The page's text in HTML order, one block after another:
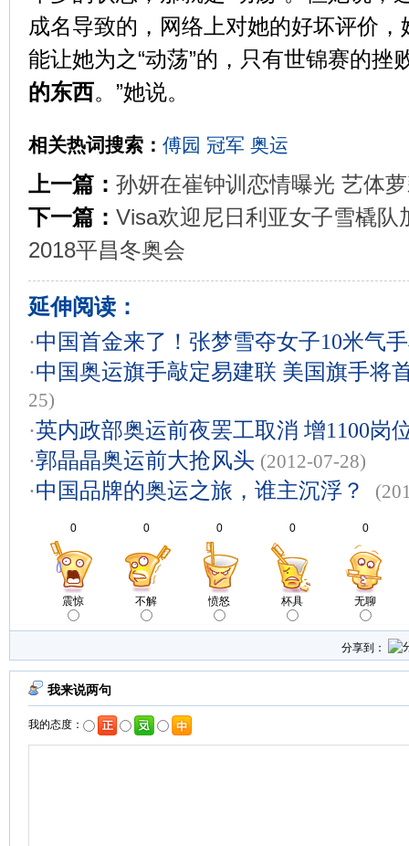
成名导致的，网络上对她的好坏评价，
能让她为之“动荡”的，只有世锦赛的挫
的东西。”她说。
相关热词搜索： 傅园 冠军 奥运
上一篇： 孙妍在崔钟训恋情曝光 艺体
下一篇： Visa欢迎尼日利亚女子雪橇队
2018平昌冬奥会
延伸阅读：
·中国首金来了！张梦雪夺女子10米气
·中国奥运旗手敲定易建联 美国旗手将
25)
·英内政部奥运前夜罢工取消 增1100岗
·郭晶晶奥运前大抢风头 (2012-07-28)
·中国品牌的奥运之旅，谁主沉浮？
0
震惊
0
不解
0
愤怒
0
杯具
0
无聊
分享到：